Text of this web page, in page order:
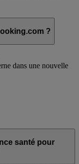
?
dans une nouvelle
santé pour